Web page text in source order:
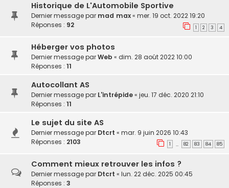
Historique de L'Automobile Sportive
Dernier message par mad max« mer. 19 oct. 2022 19:20
Réponses : 92 1 2 3 4
Héberger vos photos
Dernier message parWeb « dim. 28 août 2022 10:00
Réponses : 11
Autocollant AS
Dernier message par L'intrépide« jeu. 17 déc. 2020 21:10
Réponses : 11
Le sujet du site AS
Dernier message par Dtcrt « mar. 9 juin 2026 10:43
Réponses : 2103 1 … 82 83 84 85
Comment mieux retrouver les infos ?
Dernier message par Dtcrt « lun. 22 déc. 2025 00:45
Réponses : 3